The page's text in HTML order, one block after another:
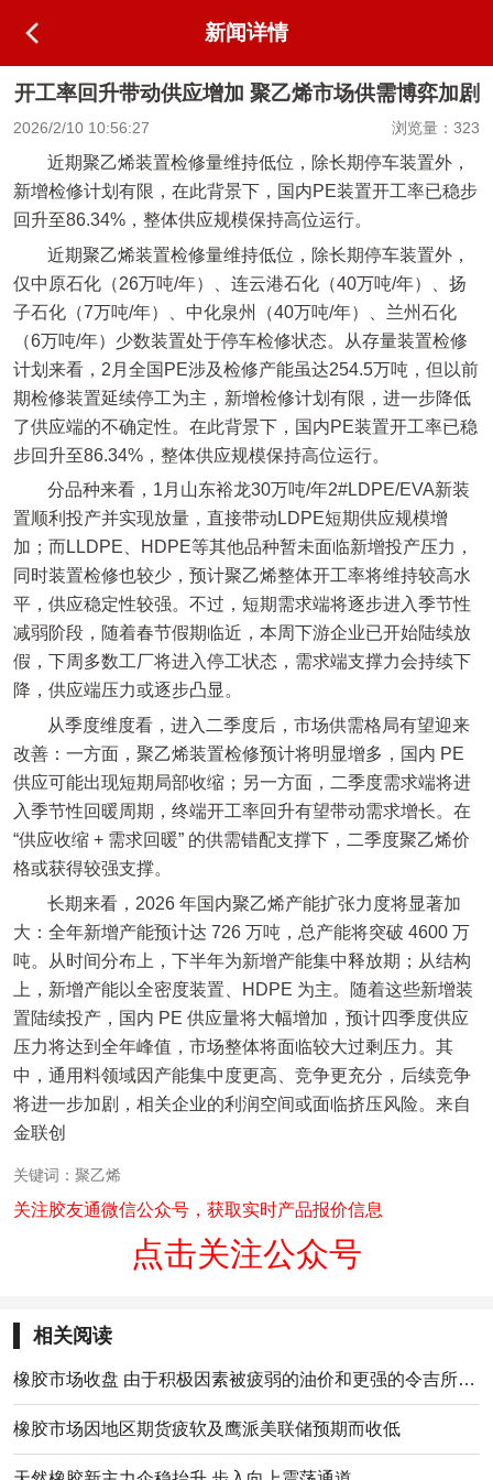
新闻详情
开工率回升带动供应增加 聚乙烯市场供需博弈加剧
2026/2/10 10:56:27 浏览量：323
近期聚乙烯装置检修量维持低位，除长期停车装置外，
新增检修计划有限，在此背景下，国内PE装置开工率已稳步
回升至86.34%，整体供应规模保持高位运行。
近期聚乙烯装置检修量维持低位，除长期停车装置外，
仅中原石化（26万吨/年）、连云港石化（40万吨/年）、扬
子石化（7万吨/年）、中化泉州（40万吨/年）、兰州石化
（6万吨/年）少数装置处于停车检修状态。从存量装置检修
计划来看，2月全国PE涉及检修产能虽达254.5万吨，但以前
期检修装置延续停工为主，新增检修计划有限，进一步降低
了供应端的不确定性。在此背景下，国内PE装置开工率已稳
步回升至86.34%，整体供应规模保持高位运行。
分品种来看，1月山东裕龙30万吨/年2#LDPE/EVA新装
置顺利投产并实现放量，直接带动LDPE短期供应规模增
加；而LLDPE、HDPE等其他品种暂未面临新增投产压力，
同时装置检修也较少，预计聚乙烯整体开工率将维持较高水
平，供应稳定性较强。不过，短期需求端将逐步进入季节性
减弱阶段，随着春节假期临近，本周下游企业已开始陆续放
假，下周多数工厂将进入停工状态，需求端支撑力会持续下
降，供应端压力或逐步凸显。
从季度维度看，进入二季度后，市场供需格局有望迎来
改善：一方面，聚乙烯装置检修预计将明显增多，国内 PE
供应可能出现短期局部收缩；另一方面，二季度需求端将进
入季节性回暖周期，终端开工率回升有望带动需求增长。在
“供应收缩 + 需求回暖” 的供需错配支撑下，二季度聚乙烯价
格或获得较强支撑。
长期来看，2026 年国内聚乙烯产能扩张力度将显著加
大：全年新增产能预计达 726 万吨，总产能将突破 4600 万
吨。从时间分布上，下半年为新增产能集中释放期；从结构
上，新增产能以全密度装置、HDPE 为主。随着这些新增装
置陆续投产，国内 PE 供应量将大幅增加，预计四季度供应
压力将达到全年峰值，市场整体将面临较大过剩压力。其
中，通用料领域因产能集中度更高、竞争更充分，后续竞争
将进一步加剧，相关企业的利润空间或面临挤压风险。来自
金联创
关键词：聚乙烯
关注胶友通微信公众号，获取实时产品报价信息
点击关注公众号
相关阅读
橡胶市场收盘 由于积极因素被疲弱的油价和更强的令吉所限制
橡胶市场因地区期货疲软及鹰派美联储预期而收低